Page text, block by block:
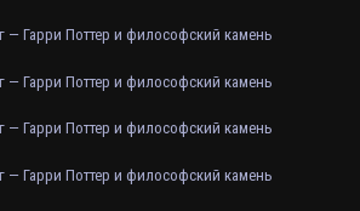
— Гарри Поттер и философский камень
— Гарри Поттер и философский камень
— Гарри Поттер и философский камень
— Гарри Поттер и философский камень